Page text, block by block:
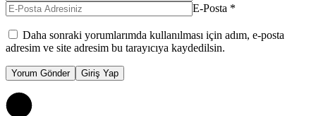
E-Posta *
Daha sonraki yorumlarımda kullanılması için adım, e-posta
adresim ve site adresim bu tarayıcıya kaydedilsin.
Yorum Gönder Giriş Yap